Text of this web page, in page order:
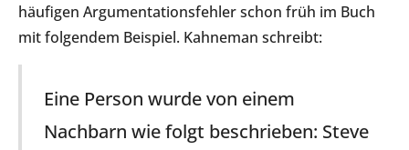
häufigen Argumentationsfehler schon früh im Buch
mit folgendem Beispiel. Kahneman schreibt:
Eine Person wurde von einem
Nachbarn wie folgt beschrieben: Steve